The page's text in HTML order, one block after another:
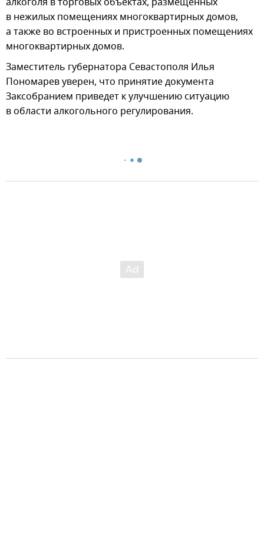
в нежилых помещениях многоквартирных домов,
а также во встроенных и пристроенных помещениях
многоквартирных домов.
Заместитель губернатора Севастополя Илья
Пономарев уверен, что принятие документа
Заксобранием приведет к улучшению ситуацию
в области алкогольного регулирования.